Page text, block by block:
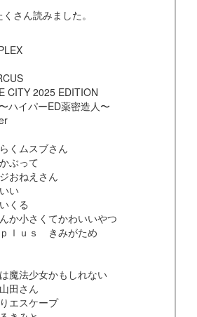
さん読みました。
CITY 2025 EDITION
ハイパーED薬密造人〜
くムスブさん
ぶって
おねえさん
い
くる
か小さくてかわいいやつ
ｌｕｓ きみがため
魔法少女かもしれない
田さん
エスケープ